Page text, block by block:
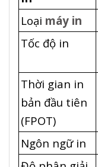
Loại máy in
Tốc độ in
Thời gian in
bản đầu tiên
(FPOT)
Ngôn ngữ in